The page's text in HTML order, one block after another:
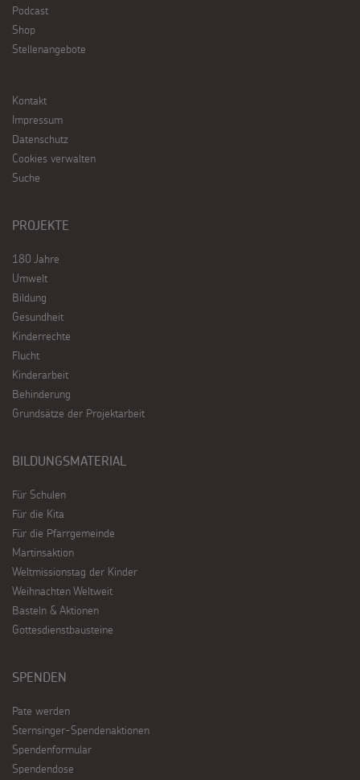
Podcast
Shop
Stellenangebote
Kontakt
Impressum
Datenschutz
Cookies verwalten
Suche
PROJEKTE
180 Jahre
Umwelt
Bildung
Gesundheit
Kinderrechte
Flucht
Kinderarbeit
Behinderung
Grundsätze der Projektarbeit
BILDUNGSMATERIAL
Für Schulen
Für die Kita
Für die Pfarrgemeinde
Martinsaktion
Weltmissionstag der Kinder
Weihnachten Weltweit
Basteln & Aktionen
Gottesdienstbausteine
SPENDEN
Pate werden
Sternsinger-Spendenaktionen
Spendenformular
Spendendose